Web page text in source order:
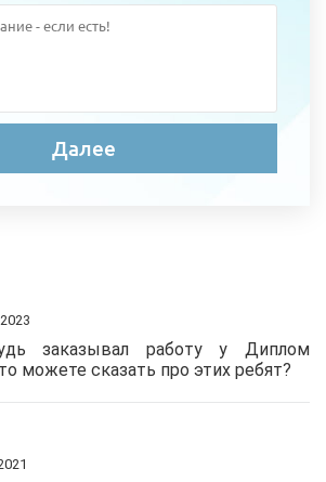
заказывал работу у Диплом
можете сказать про этих ребят?